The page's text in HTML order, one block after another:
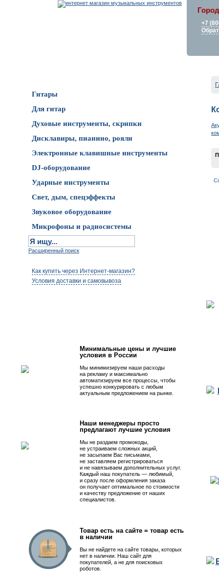
+7
Гитары
Для гитар
Духовые инструменты, скрипки
Дисклавиры, пианино, рояли
Электронные клавишные инструменты
DJ-оборудование
Ударные инструменты
Свет, дым, спецэффекты
Звуковое оборудование
Микрофоны и радиосистемы
Расширенный поиск
Как купить через Интернет-магазин?
Условия доставки и самовывоза
Минимальные цены и лучшие
условия в России
Мы минимизируем наши расходы
на рекламу и максимально
автоматизируем все процессы, чтобы
успешно конкурировать с любым
актуальным предложением на рынке.
Наши менеджеры просто
предлагают лучшие условия
Мы не раздаем промокоды,
не устраиваем сложных акций,
не засыпаем Вас письмами,
не заставляем регистрироваться
и не навязываем дополнительных услуг.
Каждый наш покупатель — любимый,
и сразу после оформления заказа
он получает оптимальное по стоимости
и качеству предложение от наших
специалистов.
Товар есть на сайте = товар есть
в наличии
Вы не найдете на сайте товары, которых
нет в наличии. Наш сайт для
покупателей, а не для поисковых
роботов.